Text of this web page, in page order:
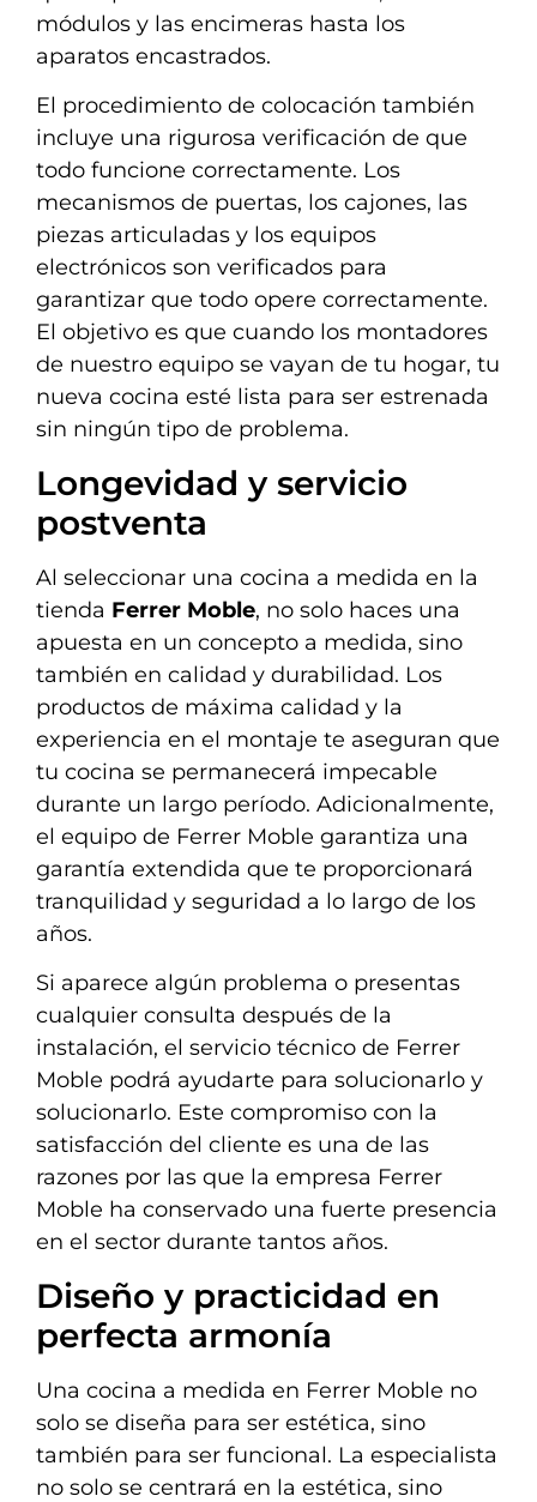
módulos y las encimeras hasta los
aparatos encastrados.
El procedimiento de colocación también
incluye una rigurosa verificación de que
todo funcione correctamente. Los
mecanismos de puertas, los cajones, las
piezas articuladas y los equipos
electrónicos son verificados para
garantizar que todo opere correctamente.
El objetivo es que cuando los montadores
de nuestro equipo se vayan de tu hogar, tu
nueva cocina esté lista para ser estrenada
sin ningún tipo de problema.
Longevidad y servicio
postventa
Al seleccionar una cocina a medida en la
tienda Ferrer Moble, no solo haces una
apuesta en un concepto a medida, sino
también en calidad y durabilidad. Los
productos de máxima calidad y la
experiencia en el montaje te aseguran que
tu cocina se permanecerá impecable
durante un largo período. Adicionalmente,
el equipo de Ferrer Moble garantiza una
garantía extendida que te proporcionará
tranquilidad y seguridad a lo largo de los
años.
Si aparece algún problema o presentas
cualquier consulta después de la
instalación, el servicio técnico de Ferrer
Moble podrá ayudarte para solucionarlo y
solucionarlo. Este compromiso con la
satisfacción del cliente es una de las
razones por las que la empresa Ferrer
Moble ha conservado una fuerte presencia
en el sector durante tantos años.
Diseño y practicidad en
perfecta armonía
Una cocina a medida en Ferrer Moble no
solo se diseña para ser estética, sino
también para ser funcional. La especialista
no solo se centrará en la estética, sino